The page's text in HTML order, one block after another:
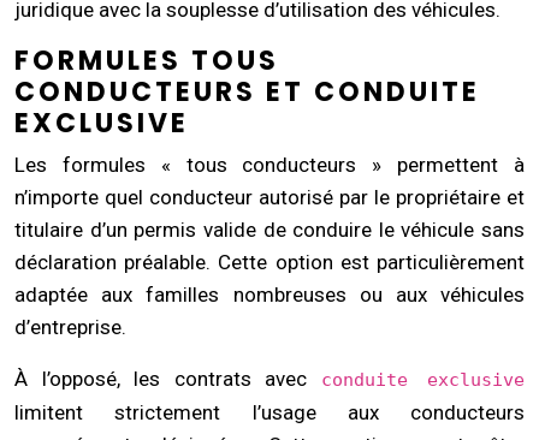
juridique avec la souplesse d’utilisation des véhicules.
FORMULES TOUS
CONDUCTEURS ET CONDUITE
EXCLUSIVE
Les formules « tous conducteurs » permettent à
n’importe quel conducteur autorisé par le propriétaire et
titulaire d’un permis valide de conduire le véhicule sans
déclaration préalable. Cette option est particulièrement
adaptée aux familles nombreuses ou aux véhicules
d’entreprise.
À l’opposé, les contrats avec conduite exclusive
limitent strictement l’usage aux conducteurs